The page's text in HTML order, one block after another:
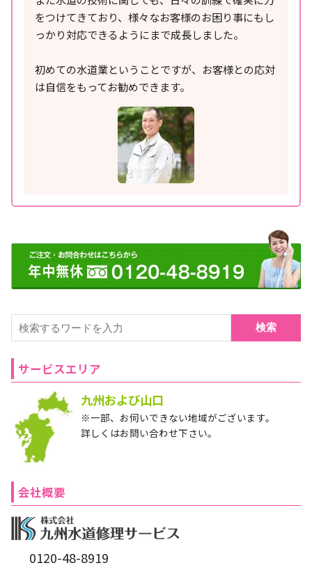
をつけてきており、様々なお客様のお困り事にもし
っかり対応できるようにまで成長しました。
初めての水道業ということですが、お客様との応対
は自信をもってお勧めできます。
検索
サービスエリア
九州および山口
※一部、お伺いできない地域がございます。
詳しくはお問い合わせ下さい。
会社概要
0120-48-8919